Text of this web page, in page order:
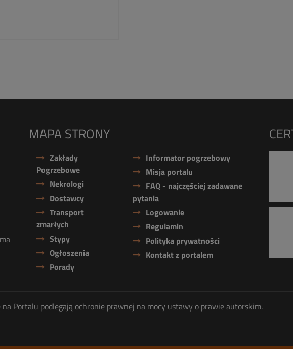
MAPA STRONY
Zakłady
Pogrzebowe
Nekrologi
Dostawcy
Transport
zmarłych
Stypy
Ogłoszenia
Porady
Informator pogrzebowy
Misja portalu
FAQ - najczęściej zadawane
pytania
Logowanie
Regulamin
Polityka prywatności
Kontakt z portalem
Portalu podlegają ochronie prawnej na mocy ustawy o prawie autorskim.